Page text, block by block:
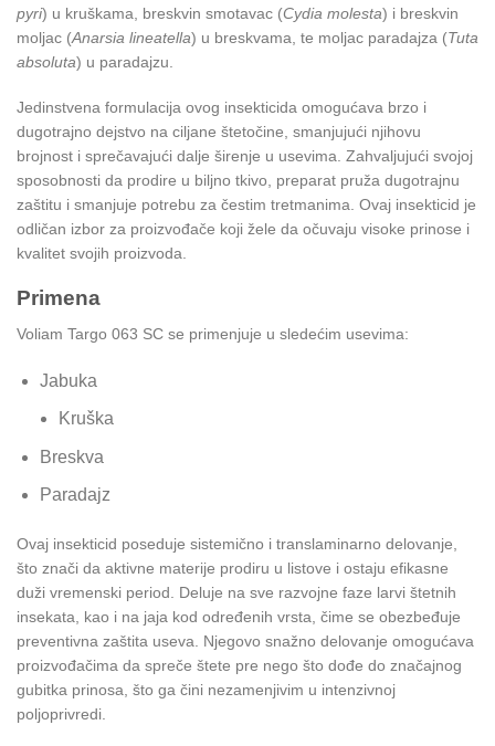
pyri) u kruškama, breskvin smotavac (Cydia molesta) i breskvin
moljac (Anarsia lineatella) u breskvama, te moljac paradajza (Tuta
absoluta) u paradajzu.
Jedinstvena formulacija ovog insekticida omogućava brzo i
dugotrajno dejstvo na ciljane štetočine, smanjujući njihovu
brojnost i sprečavajući dalje širenje u usevima. Zahvaljujući svojoj
sposobnosti da prodire u biljno tkivo, preparat pruža dugotrajnu
zaštitu i smanjuje potrebu za čestim tretmanima. Ovaj insekticid je
odličan izbor za proizvođače koji žele da očuvaju visoke prinose i
kvalitet svojih proizvoda.
Primena
Voliam Targo 063 SC se primenjuje u sledećim usevima:
Jabuka
Kruška
Breskva
Paradajz
Ovaj insekticid poseduje sistemično i translaminarno delovanje,
što znači da aktivne materije prodiru u listove i ostaju efikasne
duži vremenski period. Deluje na sve razvojne faze larvi štetnih
insekata, kao i na jaja kod određenih vrsta, čime se obezbeđuje
preventivna zaštita useva. Njegovo snažno delovanje omogućava
proizvođačima da spreče štete pre nego što dođe do značajnog
gubitka prinosa, što ga čini nezamenjivim u intenzivnoj
poljoprivredi.